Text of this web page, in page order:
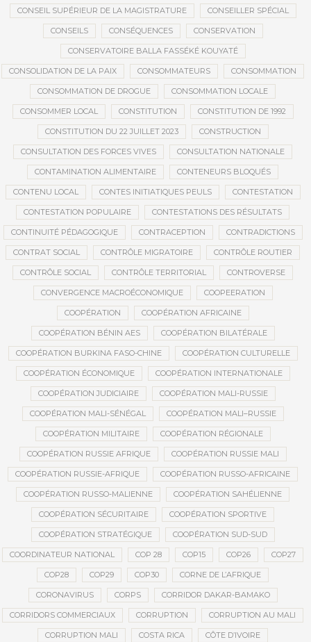
CONSEIL SUPÉRIEUR DE LA MAGISTRATURE CONSEILLER SPÉCIAL
CONSEILS CONSÉQUENCES CONSERVATION
CONSERVATOIRE BALLA FASSÉKÉ KOUYATÉ
CONSOLIDATION DE LA PAIX CONSOMMATEURS CONSOMMATION
CONSOMMATION DE DROGUE CONSOMMATION LOCALE
CONSOMMER LOCAL CONSTITUTION CONSTITUTION DE 1992
CONSTITUTION DU 22 JUILLET 2023 CONSTRUCTION
CONSULTATION DES FORCES VIVES CONSULTATION NATIONALE
CONTAMINATION ALIMENTAIRE CONTENEURS BLOQUÉS
CONTENU LOCAL CONTES INITIATIQUES PEULS CONTESTATION
CONTESTATION POPULAIRE CONTESTATIONS DES RÉSULTATS
CONTINUITÉ PÉDAGOGIQUE CONTRACEPTION CONTRADICTIONS
CONTRAT SOCIAL CONTRÔLE MIGRATOIRE CONTRÔLE ROUTIER
CONTRÔLE SOCIAL CONTRÔLE TERRITORIAL CONTROVERSE
CONVERGENCE MACROÉCONOMIQUE COOPEERATION
COOPÉRATION COOPÉRATION AFRICAINE
COOPÉRATION BÉNIN AES COOPÉRATION BILATÉRALE
COOPÉRATION BURKINA FASO-CHINE COOPÉRATION CULTURELLE
COOPÉRATION ÉCONOMIQUE COOPÉRATION INTERNATIONALE
COOPÉRATION JUDICIAIRE COOPÉRATION MALI-RUSSIE
COOPÉRATION MALI-SÉNÉGAL COOPÉRATION MALI–RUSSIE
COOPÉRATION MILITAIRE COOPÉRATION RÉGIONALE
COOPÉRATION RUSSIE AFRIQUE COOPÉRATION RUSSIE MALI
COOPÉRATION RUSSIE-AFRIQUE COOPÉRATION RUSSO-AFRICAINE
COOPÉRATION RUSSO-MALIENNE COOPÉRATION SAHÉLIENNE
COOPÉRATION SÉCURITAIRE COOPÉRATION SPORTIVE
COOPÉRATION STRATÉGIQUE COOPÉRATION SUD-SUD
COORDINATEUR NATIONAL COP 28 COP15 COP26 COP27
COP28 COP29 COP30 CORNE DE L’AFRIQUE
CORONAVIRUS CORPS CORRIDOR DAKAR-BAMAKO
CORRIDORS COMMERCIAUX CORRUPTION CORRUPTION AU MALI
CORRUPTION MALI COSTA RICA CÔTE D’IVOIRE